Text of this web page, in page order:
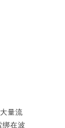
量流
在波